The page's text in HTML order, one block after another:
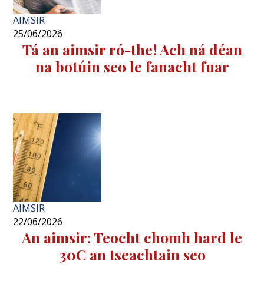
AIMSIR
25/06/2026
Tá an aimsir ró-the! Ach ná déan
na botúin seo le fanacht fuar
AIMSIR
22/06/2026
An aimsir: Teocht chomh hard le
30C an tseachtain seo